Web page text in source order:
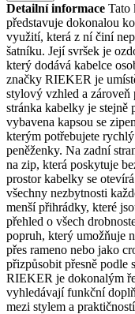
Detailní informace Tato
představuje dokonalou
využití, která z ní činí
šatníku. Její svršek je
který dodává kabelce
značky RIEKER je
stylový vzhled a
stránka kabelky je stejně
vybavena kapsou se
kterým potřebujete
peněženky. Na zadní
na zip, která poskytuje
prostor kabelky se
všechny nezbytnosti
menší přihrádky, které
přehled o všech
popruh, který umožňuje
přes rameno nebo jako
přizpůsobit přesně podle
RIEKER je dokonalým
vyhledávají funkční
mezi stylem a